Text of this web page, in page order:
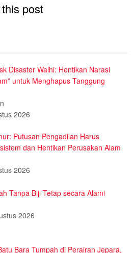
post
Disaster Walhi: Hentikan Narasi
untuk Menghapus Tanggung
2026
Putusan Pengadilan Harus
dan Hentikan Perusakan Alam
2026
Tanpa Biji Tetap secara Alami
2026
Bara Tumpah di Perairan Jepara,